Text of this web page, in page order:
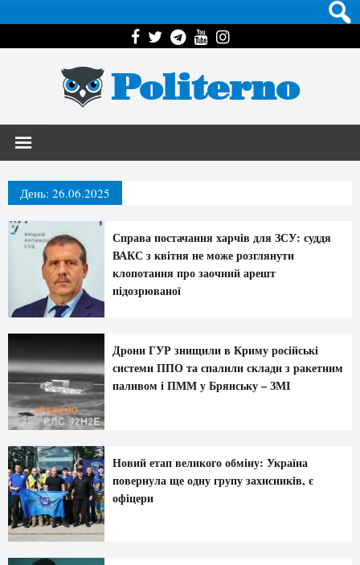
Politerno
День: 26.06.2025
Справа постачання харчів для ЗСУ: суддя
ВАКС з квітня не може розглянути
клопотання про заочний арешт
підозрюваної
Дрони ГУР знищили в Криму російські
системи ППО та спалили склади з ракетним
паливом і ПММ у Брянську – ЗМІ
Новий етап великого обміну: Україна
повернула ще одну групу захисників, є
офіцери